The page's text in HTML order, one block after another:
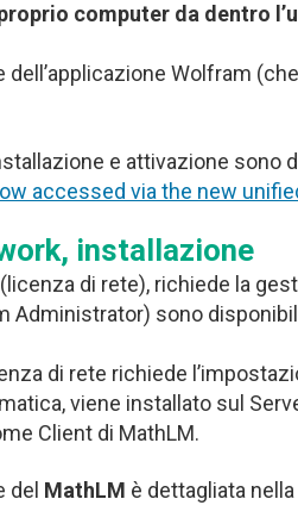
computer da dentro
dell’applicazione Wolfram
e attivazione sono
accessed via the new
installazione
di rete), richiede la
Administrator) sono
di rete richiede
viene installato sul
Client di MathLM.
del MathLM è dettagliata